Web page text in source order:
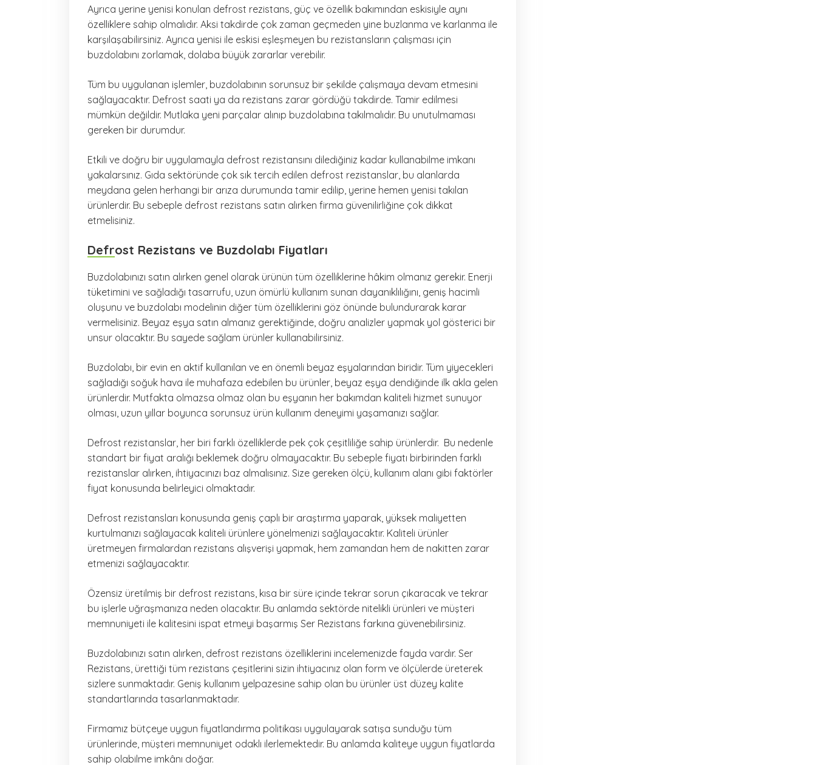
Ayrıca yerine yenisi konulan defrost rezistans, güç ve özellik bakımından eskisiyle aynı
özelliklere sahip olmalıdır. Aksi takdirde çok zaman geçmeden yine buzlanma ve karlanma ile
karşılaşabilirsiniz. Ayrıca yenisi ile eskisi eşleşmeyen bu rezistansların çalışması için
buzdolabını zorlamak, dolaba büyük zararlar verebilir.
Tüm bu uygulanan işlemler, buzdolabının sorunsuz bir şekilde çalışmaya devam etmesini
sağlayacaktır. Defrost saati ya da rezistans zarar gördüğü takdirde. Tamir edilmesi
mümkün değildir. Mutlaka yeni parçalar alınıp buzdolabına takılmalıdır. Bu unutulmaması
gereken bir durumdur.
Etkili ve doğru bir uygulamayla defrost rezistansını dilediğiniz kadar kullanabilme imkanı
yakalarsınız. Gıda sektöründe çok sık tercih edilen defrost rezistanslar, bu alanlarda
meydana gelen herhangi bir arıza durumunda tamir edilip, yerine hemen yenisi takılan
ürünlerdir. Bu sebeple defrost rezistans satın alırken firma güvenilirliğine çok dikkat
etmelisiniz.
Defrost Rezistans ve Buzdolabı Fiyatları
Buzdolabınızı satın alırken genel olarak ürünün tüm özelliklerine hâkim olmanız gerekir. Enerji
tüketimini ve sağladığı tasarrufu, uzun ömürlü kullanım sunan dayanıklılığını, geniş hacimli
oluşunu ve buzdolabı modelinin diğer tüm özelliklerini göz önünde bulundurarak karar
vermelisiniz. Beyaz eşya satın almanız gerektiğinde, doğru analizler yapmak yol gösterici bir
unsur olacaktır. Bu sayede sağlam ürünler kullanabilirsiniz.
Buzdolabı, bir evin en aktif kullanılan ve en önemli beyaz eşyalarından biridir. Tüm yiyecekleri
sağladığı soğuk hava ile muhafaza edebilen bu ürünler, beyaz eşya dendiğinde ilk akla gelen
ürünlerdir. Mutfakta olmazsa olmaz olan bu eşyanın her bakımdan kaliteli hizmet sunuyor
olması, uzun yıllar boyunca sorunsuz ürün kullanım deneyimi yaşamanızı sağlar.
Defrost rezistanslar, her biri farklı özelliklerde pek çok çeşitliliğe sahip ürünlerdir. Bu nedenle
standart bir fiyat aralığı beklemek doğru olmayacaktır. Bu sebeple fiyatı birbirinden farklı
rezistanslar alırken, ihtiyacınızı baz almalısınız. Size gereken ölçü, kullanım alanı gibi faktörler
fiyat konusunda belirleyici olmaktadır.
Defrost rezistansları konusunda geniş çaplı bir araştırma yaparak, yüksek maliyetten
kurtulmanızı sağlayacak kaliteli ürünlere yönelmenizi sağlayacaktır. Kaliteli ürünler
üretmeyen firmalardan rezistans alışverişi yapmak, hem zamandan hem de nakitten zarar
etmenizi sağlayacaktır.
Özensiz üretilmiş bir defrost rezistans, kısa bir süre içinde tekrar sorun çıkaracak ve tekrar
bu işlerle uğraşmanıza neden olacaktır. Bu anlamda sektörde nitelikli ürünleri ve müşteri
memnuniyeti ile kalitesini ispat etmeyi başarmış Ser Rezistans farkına güvenebilirsiniz.
Buzdolabınızı satın alırken, defrost rezistans özelliklerini incelemenizde fayda vardır. Ser
Rezistans, ürettiği tüm rezistans çeşitlerini sizin ihtiyacınız olan form ve ölçülerde üreterek
sizlere sunmaktadır. Geniş kullanım yelpazesine sahip olan bu ürünler üst düzey kalite
standartlarında tasarlanmaktadır.
Firmamız bütçeye uygun fiyatlandırma politikası uygulayarak satışa sunduğu tüm
ürünlerinde, müşteri memnuniyet odaklı ilerlemektedir. Bu anlamda kaliteye uygun fiyatlarda
sahip olabilme imkânı doğar.